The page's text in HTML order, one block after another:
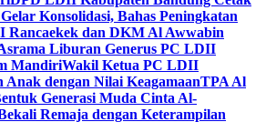
Konsolidasi, Bahas Peningkatan
Rancaekek dan DKM Al Awwabin
Liburan Generus PC LDII
MandiriWakil Ketua PC LDII
dengan Nilai KeagamaanTPA Al
Generasi Muda Cinta Al-
Remaja dengan Keterampilan